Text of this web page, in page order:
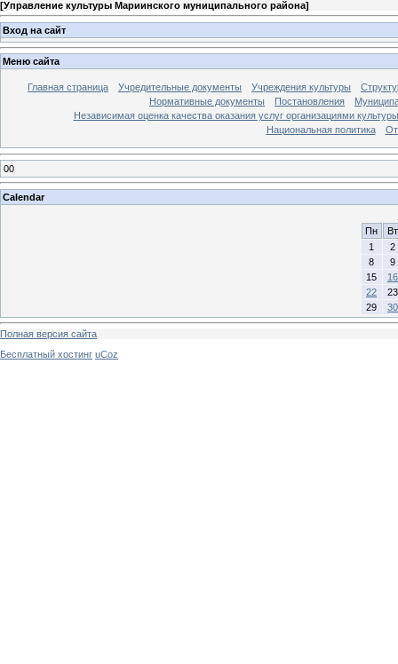
[Управление культуры Мариинского муниципального района]
Вход на сайт
Меню сайта
Главная страница Учредительные документы Учреждения культуры
Нормативные документы
Постановления
Независимая оценка качества оказания услуг организациями культуры
Национальная политика
00
Calendar
Пн
Вт
1
2
8
9
15
16
22
23
29
30
Полная версия сайта
Бесплатный хостинг uCoz